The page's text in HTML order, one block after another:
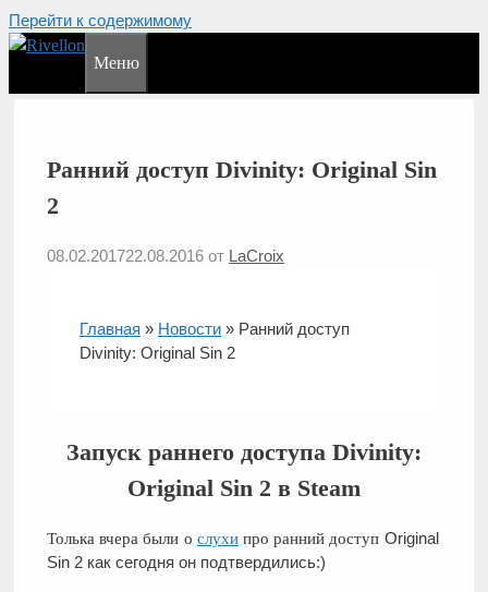
Перейти к содержимому
Меню
Ранний доступ Divinity: Original Sin
2
08.02.201722.08.2016 от LaCroix
Главная » Новости » Ранний доступ
Divinity: Original Sin 2
Запуск раннего доступа Divinity:
Original Sin 2 в Steam
Толька вчера были о слухи про ранний доступ Original
Sin 2 как сегодня он подтвердились:)